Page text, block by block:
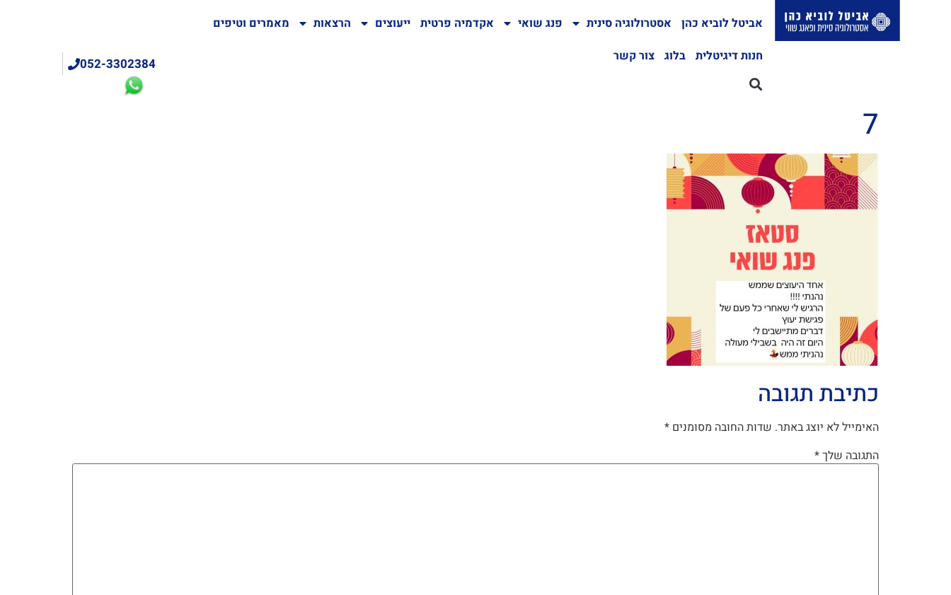
אביטל לוביא כהן אסטרולוגיה סינית פנג שואי אקדמיה פרטית ייעוצים הרצאות
מאמרים וטיפים
חנות דיגיטלית
בלוג צור קשר 052-3302384
7
כתיבת תגובה
האימייל לא יוצג באתר. שדות החובה מסומנים *
התגובה שלך*